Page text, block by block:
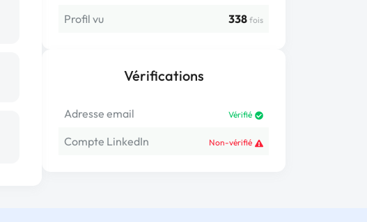
Profil vu
338 fois
Vérifications
Adresse email Vérifié
Compte LinkedIn Non-vérifié